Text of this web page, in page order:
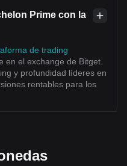
Prime con la
de trading
en el exchange de Bitget.
y profundidad líderes en
rentables para los